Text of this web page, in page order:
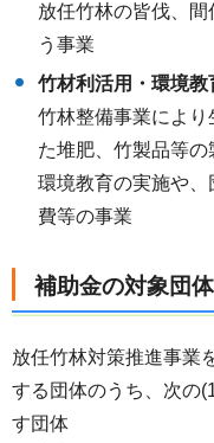
放任竹林の皆伐、
う事業
竹材利活用・環境教
竹林整備事業によ
た堆肥、竹製品等
環境教育の実施や
費等の事業
補助金の対象団体
放任竹林対策推進事業
する団体のうち、次の
す団体